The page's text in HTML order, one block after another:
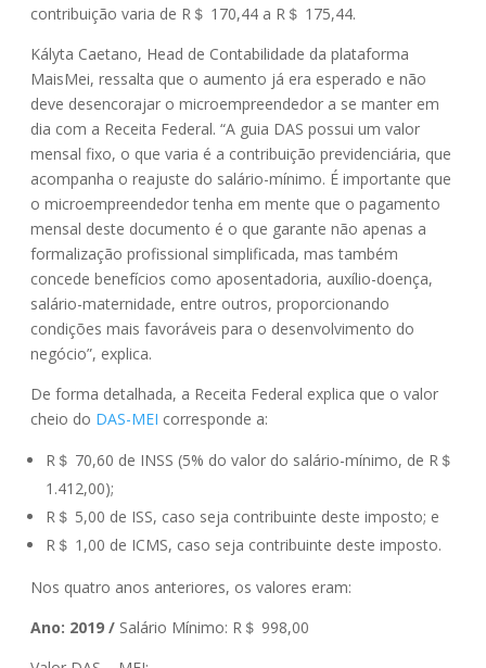
contribuição varia de R＄ 170,44 a R＄ 175,44.
Kályta Caetano, Head de Contabilidade da plataforma
MaisMei, ressalta que o aumento já era esperado e não
deve desencorajar o microempreendedor a se manter em
dia com a Receita Federal. “A guia DAS possui um valor
mensal fixo, o que varia é a contribuição previdenciária, que
acompanha o reajuste do salário-mínimo. É importante que
o microempreendedor tenha em mente que o pagamento
mensal deste documento é o que garante não apenas a
formalização profissional simplificada, mas também
concede benefícios como aposentadoria, auxílio-doença,
salário-maternidade, entre outros, proporcionando
condições mais favoráveis para o desenvolvimento do
negócio”, explica.
De forma detalhada, a Receita Federal explica que o valor
cheio do DAS-MEI corresponde a:
R＄ 70,60 de INSS (5% do valor do salário-mínimo, de R＄
1.412,00);
R＄ 5,00 de ISS, caso seja contribuinte deste imposto; e
R＄ 1,00 de ICMS, caso seja contribuinte deste imposto.
Nos quatro anos anteriores, os valores eram:
Ano: 2019 / Salário Mínimo: R＄ 998,00